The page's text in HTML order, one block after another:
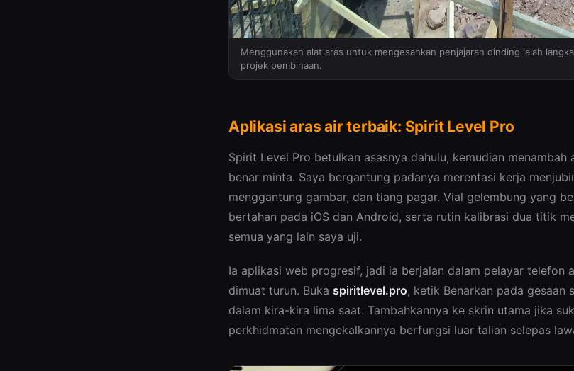
Menggunakan alat aras untuk mengesahkan penjajaran dinding ialah
projek pembinaan.
Aplikasi aras air terbaik: Spirit Level Pro
Spirit Level Pro betulkan asasnya dahulu, kemudian menambah
benar minta. Saya bergantung padanya merentasi kerja
menggantung gambar, dan tiang pagar. Vial gelembung yang
bertahan pada iOS dan Android, serta rutin kalibrasi dua titik
semua yang lain saya uji.
Ia aplikasi web progresif, jadi ia berjalan dalam pelayar telefon
dimuat turun. Buka spiritlevel.pro, ketik Benarkan pada gesaan
dalam kira-kira lima saat. Tambahkannya ke skrin utama jika
perkhidmatan mengekalkannya berfungsi luar talian selepas